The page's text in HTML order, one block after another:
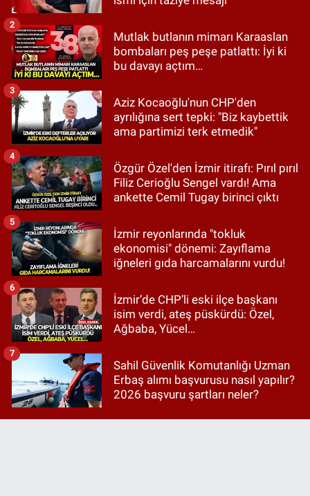
Mutlak butlanın mimarı Karaaslan
bombaları peş peşe patlattı: İyi ki
bu davayı açtım…
2
Aziz Kocaoğlu'nun CHP'den
ayrılığına sert tepki: "Biz kaybettik
ama partimizi terk etmedik"
3
Özgür Özel'den İzmir itirafı: Pırıl pırıl
Filiz Cerioğlu Sengel vardı! Ama
ankette Cemil Tugay birinci çıktı
4
İzmir reyonlarında "tokluk
ekonomisi" dönemi: Zayıflama
iğneleri gıda harcamalarını vurdu!
5
İzmir’de CHP’li eski ilçe başkanı
isim verdi, ateş püskürdü: Özel,
Ağbaba, Yücel…
6
Sahil Güvenlik Komutanlığı Uzman
Erbaş alımı başvurusu nasıl yapılır?
2026 başvuru şartları neler?
7